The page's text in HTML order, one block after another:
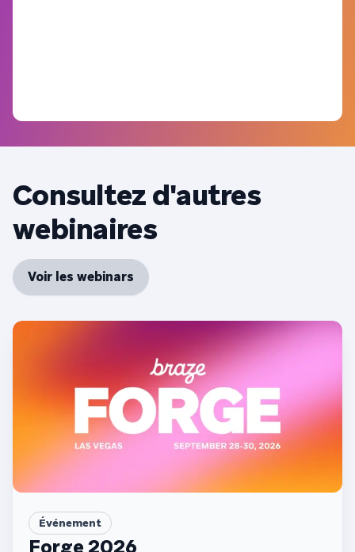
Consultez d'autres
webinaires
Voir les webinars
Événement
Forge 2026